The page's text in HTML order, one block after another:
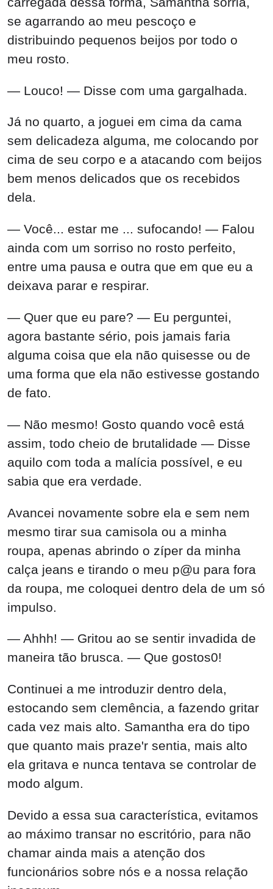
se agarrando ao meu pescoço e
distribuindo pequenos beijos por todo o
meu rosto.
— Louco! — Disse com uma gargalhada.